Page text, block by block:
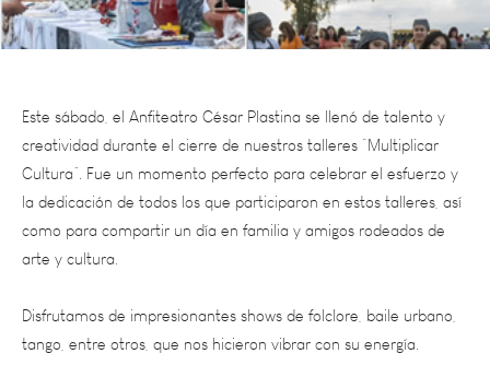
Este sábado, el Anfiteatro César Plastina se llenó de talento y
creatividad durante el cierre de nuestros talleres “Multiplicar
Cultura”. Fue un momento perfecto para celebrar el esfuerzo y
la dedicación de todos los que participaron en estos talleres, así
como para compartir un día en familia y amigos rodeados de
arte y cultura.
Disfrutamos de impresionantes shows de folclore, baile urbano,
tango, entre otros, que nos hicieron vibrar con su energía.
Además, tuvimos la oportunidad de relajarnos con sesiones de